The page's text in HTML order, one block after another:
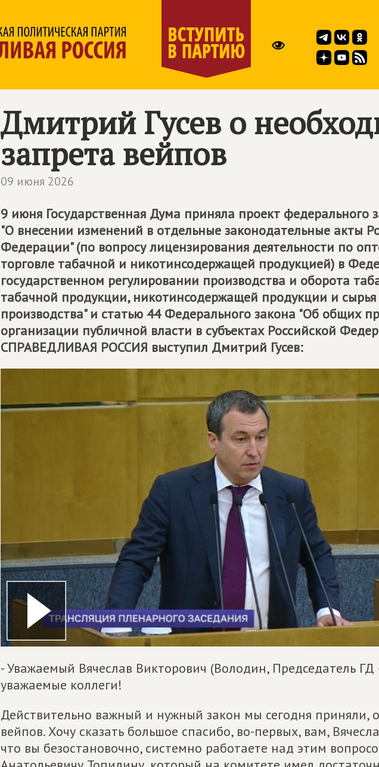
Дмитрий Гусев о
запрета вейпов
09 июня 2026
9 июня Государственная Дума приняла проект федерального
"О внесении изменений в отдельные законодательные акты
Федерации" (по вопросу лицензирования деятельности по
торговле табачной и никотинсодержащей продукцией) в
государственном регулировании производства и оборота
табачной продукции, никотинсодержащей продукции и
производства" и статью 44 Федерального закона "Об общих
организации публичной власти в субъектах Российской
СПРАВЕДЛИВАЯ РОССИЯ выступил Дмитрий Гусев:
- Уважаемый Вячеслав Викторович (Володин, Председатель ГД
уважаемые коллеги!
Действительно важный и нужный закон мы сегодня приняли,
вейпов. Хочу сказать большое спасибо, во-первых, вам,
что вы безостановочно, системно работаете над этим